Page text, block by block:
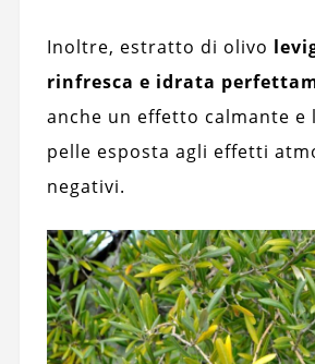
Inoltre, estratto di olivo
rinfresca e idrata
anche un effetto calmante e
pelle esposta agli effetti
negativi.